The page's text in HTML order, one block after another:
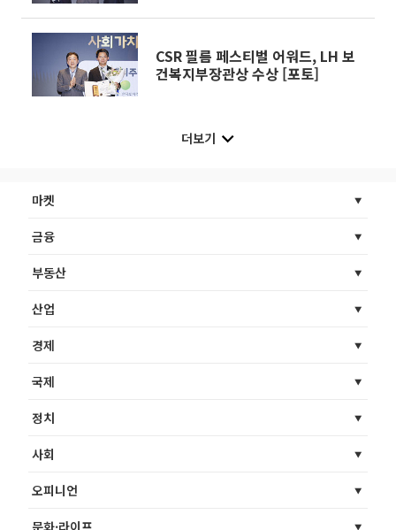
CSR 필름 페스티벌 어워드, LH 보
건복지부장관상 수상 [포토]
더보기
마켓
금융
부동산
산업
경제
국제
정치
사회
오피니언
문화·라이프